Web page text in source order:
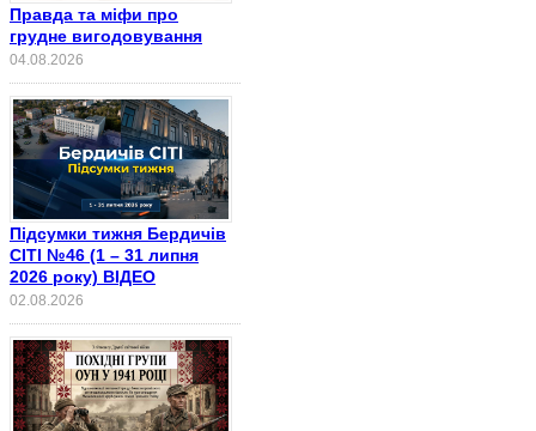
Правда та міфи про
грудне вигодовування
04.08.2026
Підсумки тижня Бердичів
СІТІ №46 (1 – 31 липня
2026 року) ВІДЕО
02.08.2026